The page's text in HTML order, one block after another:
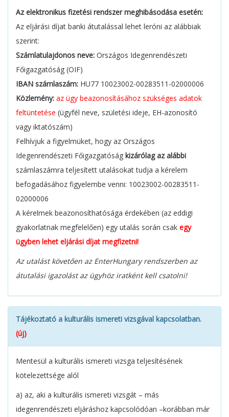
Az elektronikus fizetési rendszer meghibásodása esetén:
Az eljárási díjat banki átutalással lehet leróni az alábbiak
szerint:
Számlatulajdonos neve: Országos Idegenrendészeti
Főigazgatóság (OIF)
IBAN számlaszám: HU77 10023002-00283511-02000006
Közlemény: az ügy beazonosításához szükséges adatok
feltüntetése (ügyfél neve, születési ideje, EH-azonosító
vagy iktatószám)
Felhívjuk a figyelmüket, hogy az Országos
Idegenrendészeti Főigazgatóság kizárólag az alábbi
számlaszámra teljesített utalásokat tudja a kérelem
befogadásához figyelembe venni: 10023002-00283511-
02000006
A kérelmek beazonosíthatósága érdekében (az eddigi
gyakorlatnak megfelelően) egy utalás során csak egy
ügyben lehet eljárási díjat megfizetni!
Az utalást követően az EnterHungary rendszerben az
átutalási igazolást az ügyhöz iratként kell csatolni!
Tájékoztató a kulturális ismereti vizsgával kapcsolatban.
(új)
Mentesül a kulturális ismereti vizsga teljesítésének
kötelezettsége alól
a) az, aki a kulturális ismereti vizsgát – más
idegenrendészeti eljáráshoz kapcsolódóan –korábban már